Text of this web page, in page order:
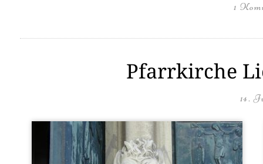
1
Pfarrkirche
14.